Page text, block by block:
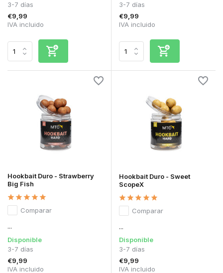
3-7 días
€9,99
IVA incluido
3-7 días
€9,99
IVA incluido
Hookbait Duro - Strawberry
Big Fish
Comparar
...
Disponible
3-7 días
€9,99
IVA incluido
Hookbait Duro - Sweet
ScopeX
Comparar
...
Disponible
3-7 días
€9,99
IVA incluido